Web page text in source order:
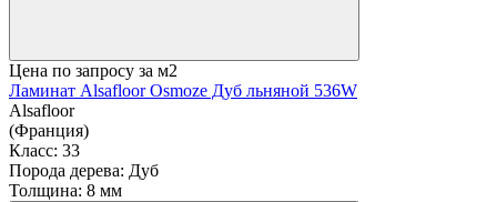
Цена по запросу за м2
Ламинат Alsafloor Osmoze Дуб льняной 536W
Alsafloor
(Франция)
Класс: 33
Порода дерева: Дуб
Толщина: 8 мм